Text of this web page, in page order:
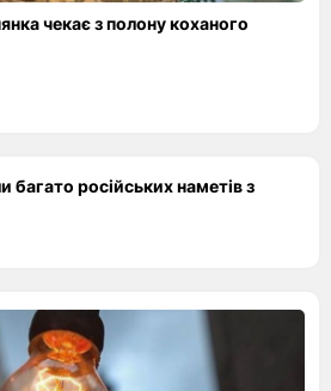
чекає з полону коханого
багато російських наметів з